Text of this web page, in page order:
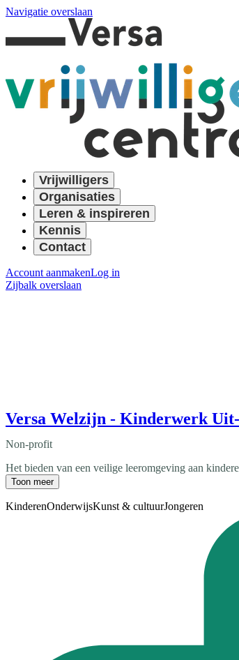
Navigatie overslaan
Vrijwilligers
Organisaties
Leren & inspireren
Kennis
Contact
Account aanmakenLog in
Zijbalk overslaan
Versa Welzijn - Kinderwerk
Non-profit
Het bieden van een veilige leeromgeving aan
Toon meer
KinderenOnderwijsKunst & cultuurJongeren